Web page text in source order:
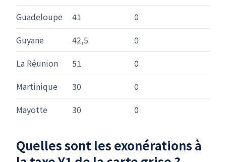
Guadeloupe 41
0
Guyane
42,5
0
La Réunion
51
0
Martinique
30
0
Mayotte
30 0
Quelles sont les exonérations à